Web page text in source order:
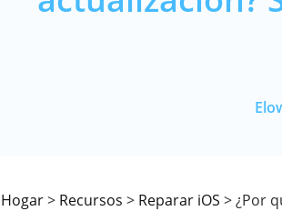
Hogar> Recursos > Reparar iOS > ¿Por